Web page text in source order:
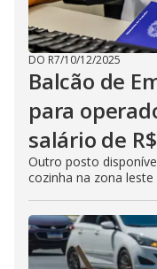
DO R7/10/12/2025
Balcão de
para
salário de
Outro posto
cozinha na zona